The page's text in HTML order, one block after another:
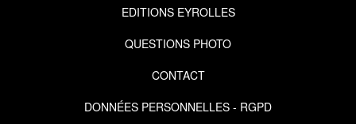
EDITIONS EYROLLES
QUESTIONS PHOTO
CONTACT
DONNÉES PERSONNELLES - RGPD